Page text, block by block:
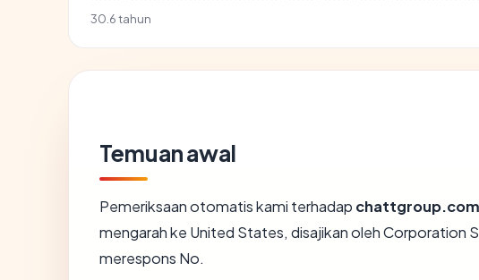
30.6 tahun
Temuan awal
Pemeriksaan otomatis kami terhadap chattgroup.com
mengarah ke United States, disajikan oleh Corporation
merespons No.